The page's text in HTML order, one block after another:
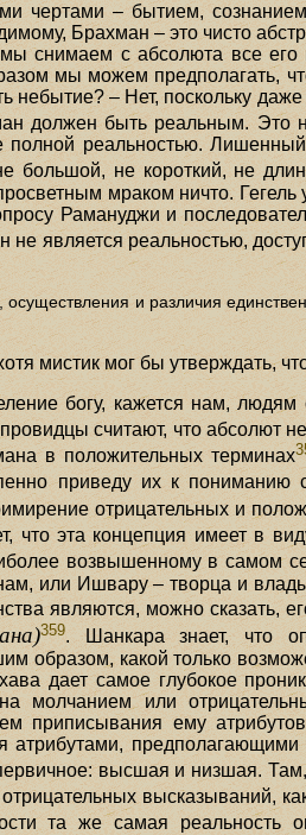
чертами – бытием,
Брахман – это чисто
мы снимаем с абсолюта все
мы можем предполагать,
небытие? – Нет, поскольку
должен быть реальным. Это
реальностью.
большой, не короткий, не
мраком ничто.
Рамануджи и
является реальностью,
осуществления и различия
мистик мог бы утверждать,
богу, кажется нам,
считают, что абсолют
в положительных терминах
приведу их к
отрицательных и
что эта концепция имеет в
возвышенному в самом
или Ишвару – творца и
являются, можно сказать,
359. Шанкара знает, что
образом, какой только
дает самое глубокое
молчанием или
приписывания ему
предполагающими
высшая и низшая.
высказываний,
та же самая реальность